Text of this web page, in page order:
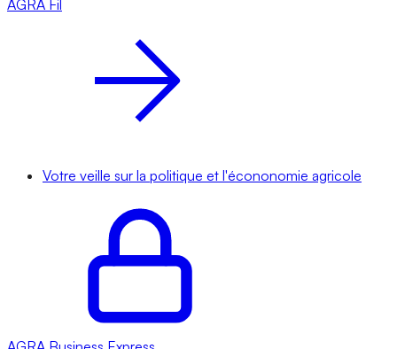
AGRA Fil
Votre veille sur la politique et l'écononomie agricole